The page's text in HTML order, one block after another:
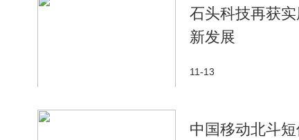
通过上述方法，大多数用户应能解决Steam
段时间后再次尝试，或继续联系Steam官方客服寻
石头科技再获
新发展
11-13
中国移动北斗